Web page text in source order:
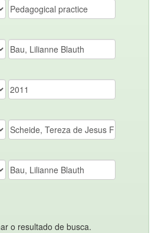
o resultado de busca.